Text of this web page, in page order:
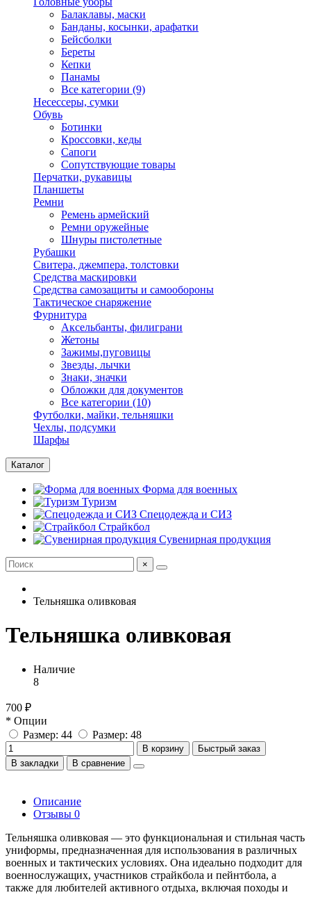
Балаклавы, маски
Банданы, косынки, арафатки
Бейсболки
Береты
Кепки
Панамы
Все категории (9)
Несессеры, сумки
Обувь
Ботинки
Кроссовки, кеды
Сапоги
Сопутствующие товары
Перчатки, рукавицы
Планшеты
Ремни
Ремень армейский
Ремни оружейные
Шнуры пистолетные
Рубашки
Свитера, джемпера, толстовки
Средства маскировки
Средства самозащиты и самообороны
Тактическое снаряжение
Фурнитура
Аксельбанты, филиграни
Жетоны
Зажимы,пуговицы
Звезды, лычки
Знаки, значки
Обложки для документов
Все категории (10)
Футболки, майки, тельняшки
Чехлы, подсумки
Шарфы
Каталог
Форма для военных
Туризм
Спецодежда и СИЗ
Страйкбол
Сувенирная продукция
×
Тельняшка оливковая
Тельняшка оливковая
Наличие
8
700 ₽
* Опции
Размер: 44
Размер: 48
В корзину
Быстрый заказ
В закладки
В сравнение
Описание
Отзывы 0
Тельняшка оливковая — это функциональная и стильная часть
униформы, предназначенная для использования в различных
военных и тактических условиях. Она идеально подходит для
военнослужащих, участников страйкбола и пейнтбола, а
также для любителей активного отдыха, включая походы и